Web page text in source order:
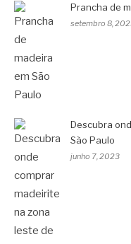
Prancha de
setembro 8,
Descubra
São Paulo
junho 7, 2023